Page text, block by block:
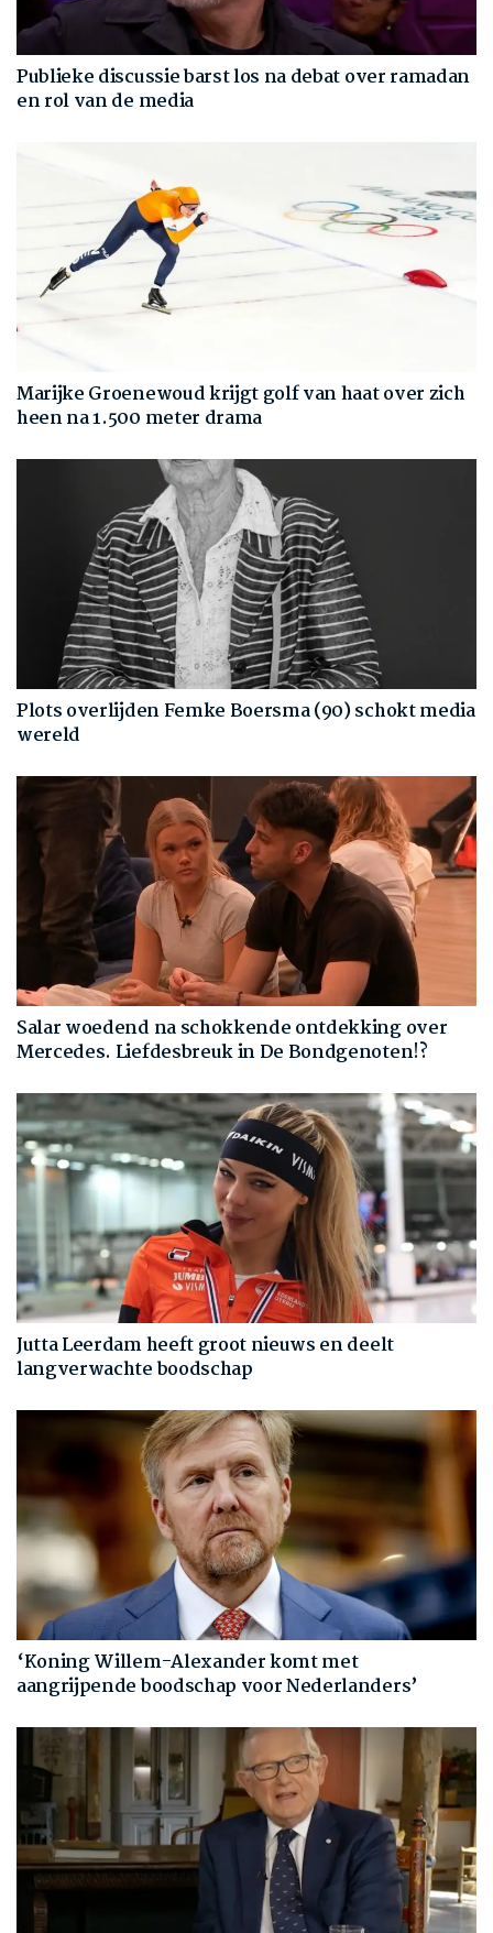
Publieke discussie barst los na debat over ramadan
en rol van de media
Marijke Groenewoud krijgt golf van haat over zich
heen na 1.500 meter drama
Plots overlijden Femke Boersma (90) schokt media
wereld
Salar woedend na schokkende ontdekking over
Mercedes. Liefdesbreuk in De Bondgenoten!?
Jutta Leerdam heeft groot nieuws en deelt
langverwachte boodschap
‘Koning Willem-Alexander komt met
aangrijpende boodschap voor Nederlanders’